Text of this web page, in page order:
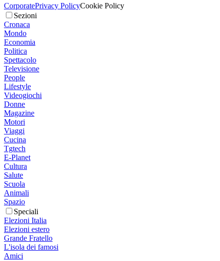
CorporatePrivacy PolicyCookie Policy
Sezioni
Cronaca
Mondo
Economia
Politica
Spettacolo
Televisione
People
Lifestyle
Videogiochi
Donne
Magazine
Motori
Viaggi
Cucina
Tgtech
E-Planet
Cultura
Salute
Scuola
Animali
Spazio
Speciali
Elezioni Italia
Elezioni estero
Grande Fratello
L'isola dei famosi
Amici